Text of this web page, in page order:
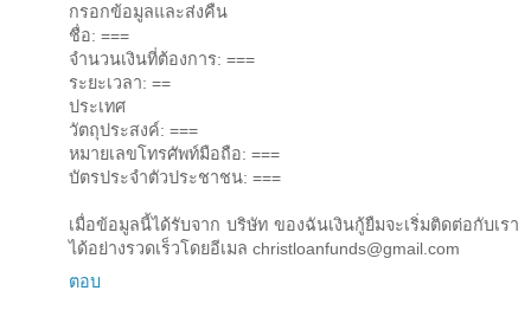
กรอกข้อมูลและส่งคืน
ชื่อ: ===
จำนวนเงินที่ต้องการ: ===
ระยะเวลา: ==
ประเทศ
วัตถุประสงค์: ===
หมายเลขโทรศัพท์มือถือ: ===
บัตรประจำตัวประชาชน: ===
เมื่อข้อมูลนี้ได้รับจาก บริษัท ของฉันเงินกู้ยืมจะเริ่มติดต่อกับเรา
ได้อย่างรวดเร็วโดยอีเมล christloanfunds@gmail.com
ตอบ